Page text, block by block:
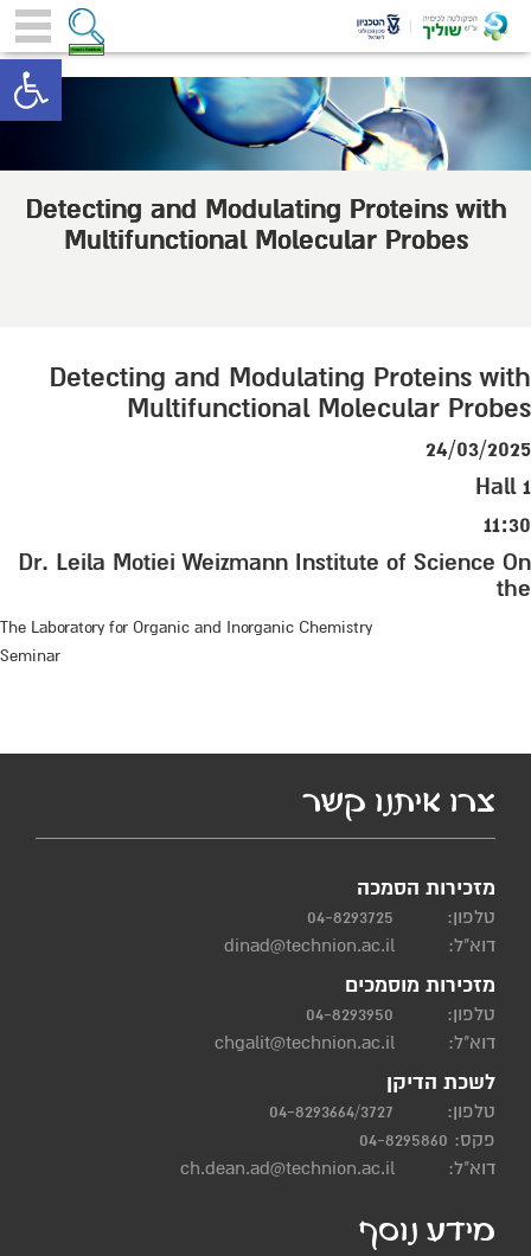
Detecting and Modulating Proteins with
Multifunctional Molecular Probes
Detecting and Modulating Proteins with
Multifunctional Molecular Probes
24/03/2025
Hall 1
11:30
Dr. Leila Motiei Weizmann Institute of Science On
the
The Laboratory for Organic and Inorganic Chemistry
Seminar
צרו איתנו קשר
מזכירות הסמכה
טלפון:
04-8293725
דוא"ל:
dinad@technion.ac.il
מזכירות מוסמכים
טלפון:
04-8293950
דוא"ל:
chgalit@technion.ac.il
לשכת הדיקן
טלפון:
04-8293664/3727
פקס: 04-8295860
דוא"ל:
ch.dean.ad@technion.ac.il
מידע נוסף